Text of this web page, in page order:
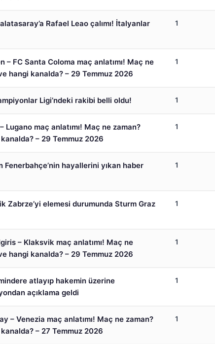
Rafael Leao çalımı! İtalyanlar
1
– FC Santa Coloma maç anlatımı! Maç ne
hangi kanalda? – 29 Temmuz 2026
1
Ligi’ndeki rakibi belli oldu! 1
Lugano maç anlatımı! Maç ne zaman?
– 29 Temmuz 2026
1
Fenerbahçe’nin hayallerini yıkan haber
1
Zabrze’yi elemesi durumunda Sturm Graz
1
– Klaksvik maç anlatımı! Maç ne
hangi kanalda? – 29 Temmuz 2026
1
atlayıp hakemin üzerine
açıklama geldi
1
– Venezia maç anlatımı! Maç ne zaman?
– 27 Temmuz 2026
1